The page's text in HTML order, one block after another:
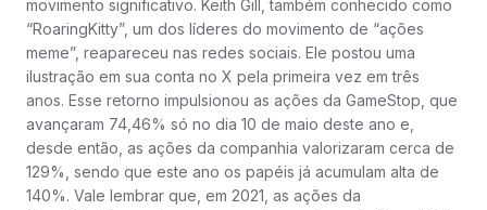
movimento significativo. Keith Gill, também conhecido como
“RoaringKitty”, um dos líderes do movimento de “ações
meme”, reapareceu nas redes sociais. Ele postou uma
ilustração em sua conta no X pela primeira vez em três
anos. Esse retorno impulsionou as ações da GameStop, que
avançaram 74,46% só no dia 10 de maio deste ano e,
desde então, as ações da companhia valorizaram cerca de
129%, sendo que este ano os papéis já acumulam alta de
140%. Vale lembrar que, em 2021, as ações da